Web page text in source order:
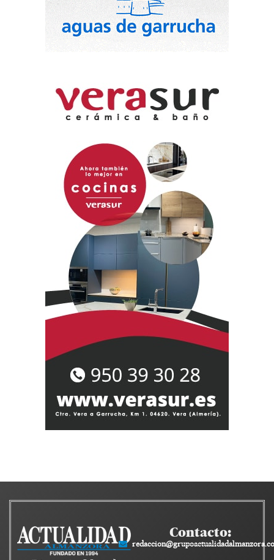
Contacto: